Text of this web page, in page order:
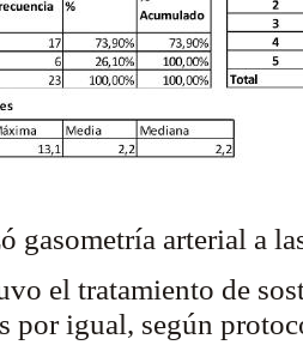
gasometría arterial a
el tratamiento de
por igual, según